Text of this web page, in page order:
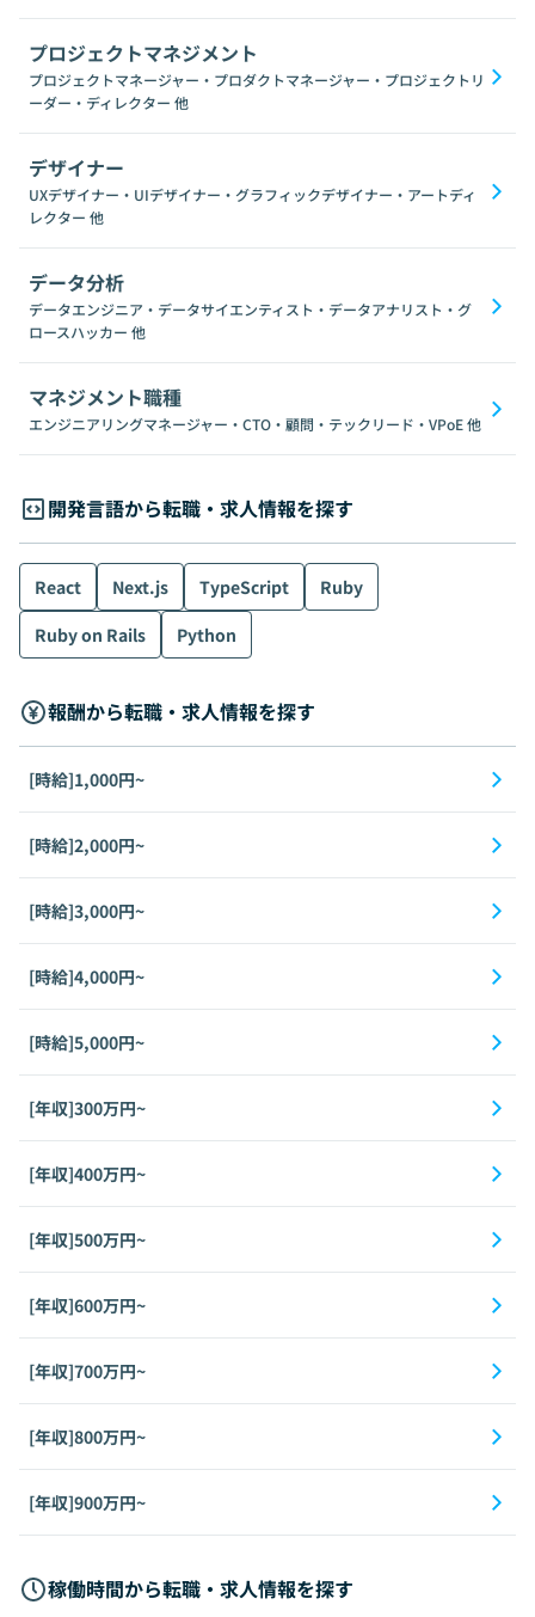
プロジェクトマネジメント
プロジェクトマネージャー・プロダクトマネージャー・プロジェクトリ
ーダー・ディレクター 他
デザイナー
UXデザイナー・UIデザイナー・グラフィックデザイナー・アートディ
レクター 他
データ分析
データエンジニア・データサイエンティスト・データアナリスト・グ
ロースハッカー 他
マネジメント職種
エンジニアリングマネージャー・CTO・顧問・テックリード・VPoE他
開発言語から転職・求人情報を探す
React Next.js TypeScript
Ruby
Ruby on Rails
Python
報酬から転職・求人情報を探す
[時給]1,000円~
[時給]2,000円~
[時給]3,000円~
[時給]4,000円~
[時給]5,000円~
[年収]300万円~
[年収]400万円~
[年収]500万円~
[年収]600万円~
[年収]700万円~
[年収]800万円~
[年収]900万円~
稼働時間から転職・求人情報を探す